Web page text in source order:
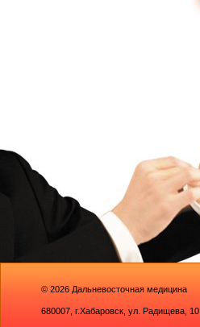
© 2026 Дальневосточная медицина
680007, г.Хабаровск, ул. Радищева, 10